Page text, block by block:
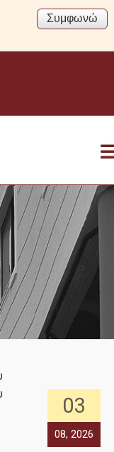
ΠΜΣ
03
08, 2026